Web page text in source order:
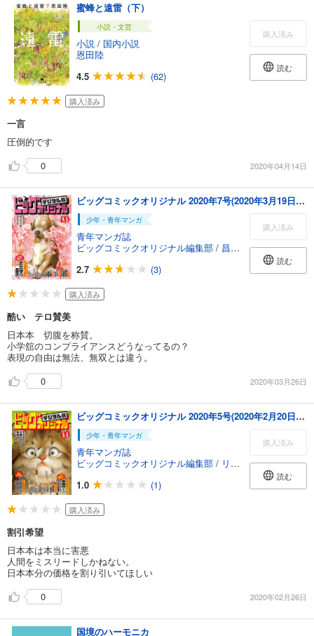
蜜蜂と遠雷（下）
小説・文芸
小説 / 国内小説
恩田陸
4.5
(62)
購入済み
読む
購入済み
一言
圧倒的です
0
2020年04月14日
ビッグコミックオリジナル 2020年7号(2020年3月19日発売)
少年・青年マンガ
青年マンガ誌
ビッグコミックオリジナル編集部 / 昌原光一 /香川まさ
2.7
(3)
購入済み
読む
購入済み
酷い テロ賛美
日本本 切腹を称賛。
小学舘のコンプライアンスどうなってるの？
表現の自由は無法、無双とは違う。
0
2020年03月26日
ビッグコミックオリジナル 2020年5号(2020年2月20日発売)
少年・青年マンガ
青年マンガ誌
ビッグコミックオリジナル編集部 / リチャード・ウー /
1.0
(1)
購入済み
読む
購入済み
割引希望
日本本は本当に害悪
人間をミスリードしかねない。
日本本分の価格を割り引いてほしい
0
2020年02月26日
国境のハーモニカ